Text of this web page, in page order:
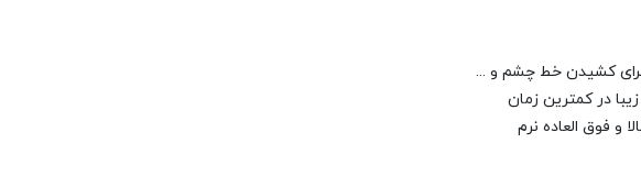
کشیدن خط چشم و ...
در کمترین زمان
و فوق العاده نرم